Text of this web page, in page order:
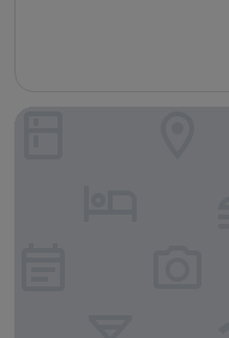
The Beetson Hotel